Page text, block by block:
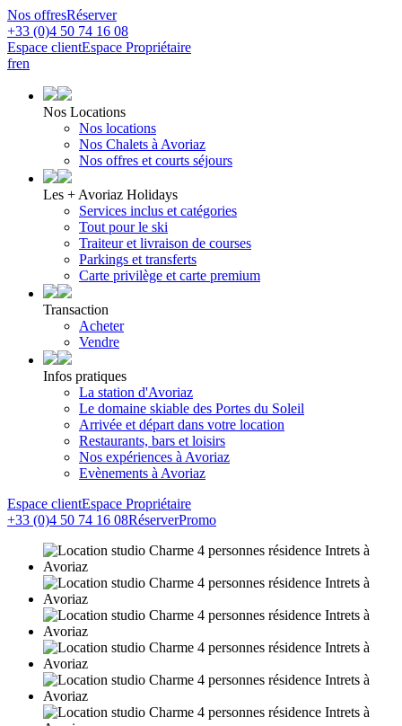
Nos offresRéserver
+33 (0)4 50 74 16 08
Espace clientEspace Propriétaire
fren
Nos Locations
Nos locations
Nos Chalets à Avoriaz
Nos offres et courts séjours
Les + Avoriaz Holidays
Services inclus et catégories
Tout pour le ski
Traiteur et livraison de courses
Parkings et transferts
Carte privilège et carte premium
Transaction
Acheter
Vendre
Infos pratiques
La station d'Avoriaz
Le domaine skiable des Portes du Soleil
Arrivée et départ dans votre location
Restaurants, bars et loisirs
Nos expériences à Avoriaz
Evènements à Avoriaz
Espace clientEspace Propriétaire
+33 (0)4 50 74 16 08RéserverPromo